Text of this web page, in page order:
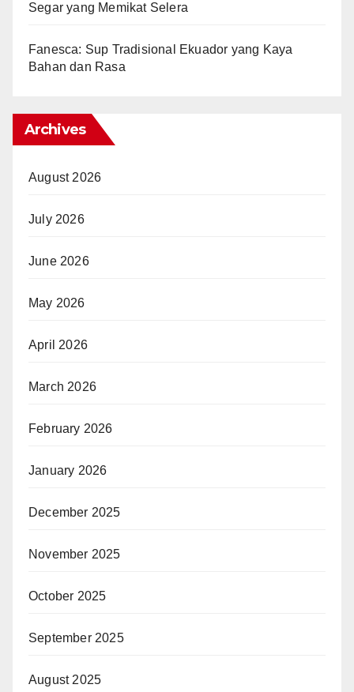
Segar yang Memikat Selera
Fanesca: Sup Tradisional Ekuador yang Kaya
Bahan dan Rasa
Archives
August 2026
July 2026
June 2026
May 2026
April 2026
March 2026
February 2026
January 2026
December 2025
November 2025
October 2025
September 2025
August 2025